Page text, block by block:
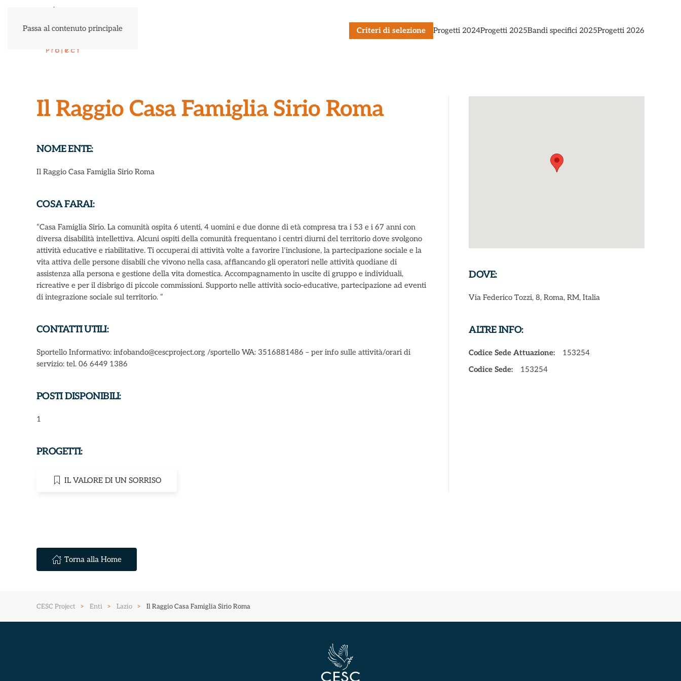
Passa al contenuto principale Criteri di selezione Progetti 2024Progetti 2025Bandi specifici 2025Progetti 2026
Il Raggio Casa Famiglia Sirio Roma
NOME ENTE:
Il Raggio Casa Famiglia Sirio Roma
COSA FARAI:
“Casa Famiglia Sirio. La comunità ospita 6 utenti, 4 uomini e due donne di età compresa tra i 53 e i 67 anni con
diversa disabilità intellettiva. Alcuni ospiti della comunità frequentano i centri diurni del territorio dove svolgono
attività educative e riabilitative. Ti occuperai di attività volte a favorire l’inclusione, la partecipazione sociale e la
vita attiva delle persone disabili che vivono nella casa, affiancando gli operatori nelle attività quodiane di
assistenza alla persona e gestione della vita domestica. Accompagnamento in uscite di gruppo e individuali,
ricreative e per il disbrigo di piccole commissioni. Supporto nelle attività socio-educative, partecipazione ad eventi
di integrazione sociale sul territorio. “
CONTATTI UTILI:
Sportello Informativo: infobando@cescproject.org /sportello WA: 3516881486 – per info sulle attività/orari di
servizio: tel. 06 6449 1386
POSTI DISPONIBILI:
1
PROGETTI:
IL VALORE DI UN SORRISO
DOVE:
Via Federico Tozzi, 8, Roma, RM, Italia
ALTRE INFO:
Codice Sede Attuazione:
153254
Codice Sede:
153254
Torna alla Home
CESC Project Enti Lazio Il Raggio Casa Famiglia Sirio Roma